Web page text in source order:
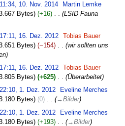
11:34, 10. Nov. 2014
Martin Lemke
Bytes +16 ‎
LSID Fauna
17:11, 16. Dez. 2012
Tobias Bauer
Bytes −154 ‎
wir sollten uns
17:11, 16. Dez. 2012
Tobias Bauer
Bytes +625 ‎ Überarbeitet
22:10, 1. Dez. 2012
Eveline Merches
Bytes 0 ‎ →Bilder
22:10, 1. Dez. 2012
Eveline Merches
Bytes +193 ‎ →Bilder